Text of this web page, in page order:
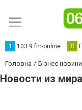
1 103.9 fm-online П
Головна Бізнес новини
Новости из